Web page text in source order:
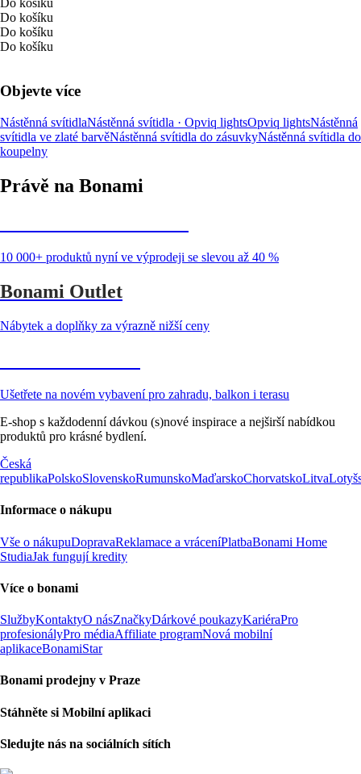
Do košíku
Do košíku
Do košíku
Do košíku
Objevte více
Nástěnná svítidlaNástěnná svítidla · Opviq lightsOpviq lightsNástěnná
svítidla ve zlaté barvěNástěnná svítidla do zásuvkyNástěnná svítidla do
koupelny
Právě na Bonami
10 000+ produktů nyní ve výprodeji se slevou až 40 %
Bonami Outlet
Nábytek a doplňky za výrazně nižší ceny
Ušetřete na novém vybavení pro zahradu, balkon i terasu
E-shop s každodenní dávkou (s)nové inspirace a nejširší nabídkou
produktů pro krásné bydlení.
Česká
republikaPolskoSlovenskoRumunskoMaďarskoChorvatskoLitva
Informace o nákupu
Vše o nákupuDopravaReklamace a vráceníPlatbaBonami Home
StudiaJak fungují kredity
Více o bonami
SlužbyKontaktyO násZnačkyDárkové poukazyKariéraPro
profesionályPro médiaAffiliate programNová mobilní
aplikaceBonamiStar
Bonami prodejny v Praze
Stáhněte si Mobilní aplikaci
Sledujte nás na sociálních sítích